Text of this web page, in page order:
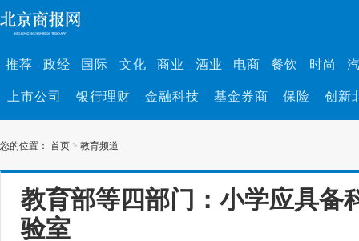
推荐 政经 国际 文化 商业 酒业 电商 餐饮 时尚
上市公司 银行理财 金融科技 基金券商 保险 创新
您的位置： 首页 > 教育频道
教育部等四部门：小学应具备
验室